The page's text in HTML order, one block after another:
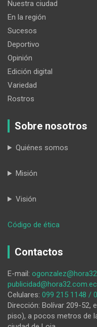
Nuestra ciudad
En la región
Sucesos
Deportivo
Opinión
Edición digital
Variedad
Rostros
Sobre nosotros
Quiénes somos
Misión
Visión
Código de ética
suspender
Artesanal
no
cuajó
Contactos
E-mail:
publicidad@hora32.com.ec
Celulares: 099 215 1148 /
Dirección: Bolívar 209-52,
piso), a pocos metros de